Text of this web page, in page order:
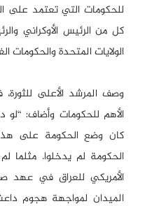
للحكومات التي تعتمد على
كل من الرئيس الأوكراني
الولايات المتحدة والحكومات
وصف المرشد الأعلى
الأهم للحكومات وأضاف: “لو
كان وضع الحكومة على هذا
الحكومة لم يدخلوا. مثلما
الأمريكي للعراق في عهد
الميدان لمواجهة هجوم